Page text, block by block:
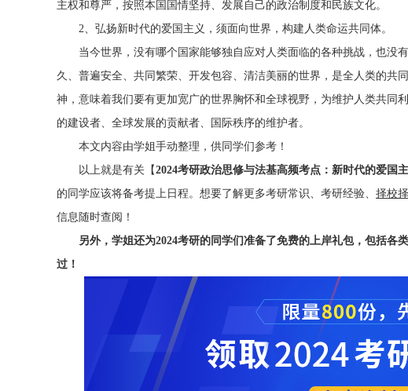
主权和尊严，按照本国国情坚持、发展自己的政治制度和民族文化。
2、弘扬新时代的爱国主义，须面向世界，构建人类命运共同体。
当今世界，没有哪个国家能够独自应对人类面临的各种挑战，也没
久、普遍安全、共同繁荣、开发包容、清洁美丽的世界，是全人类的共
神，意味着我们要有更加宽广的世界胸怀和全球视野，为维护人类共同
的建设者、全球发展的贡献者、国际秩序的维护者。
本文内容由学姐手动整理，供同学们参考！
以上就是有关【2024考研政治思修与法基高频考点：新时代的爱国
的同学应该将备考提上日程。想要了解更多考研常识、考研经验、 择校
信息随时查阅！
另外，学姐还为2024考研的同学们准备了免费的上岸礼包，包括各
过！